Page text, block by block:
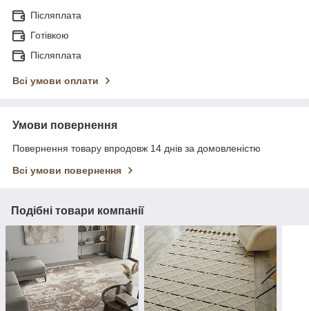
Післяплата
Готівкою
Післяплата
Всі умови оплати
Умови повернення
Повернення товару впродовж 14 днів за домовленістю
Всі умови повернення
Подібні товари компанії